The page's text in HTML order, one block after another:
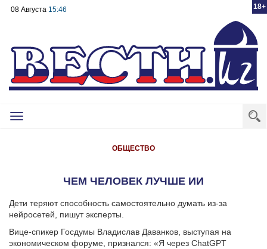
18+
08 Августа 15:46
Toggle
ОБЩЕСТВО
ЧЕМ ЧЕЛОВЕК ЛУЧШЕ ИИ
Дети теряют способность самостоятельно думать из-за
нейросетей, пишут эксперты.
Вице-спикер Госдумы Владислав Даванков, выступая на
экономическом форуме, признался: «Я через ChatGPT